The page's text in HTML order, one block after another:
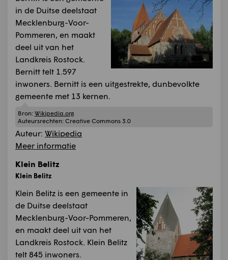
in de Duitse deelstaat
Mecklenburg-Voor-
Pommeren, en maakt
deel uit van het
Landkreis Rostock.
Bernitt telt 1.597
inwoners. Bernitt is een uitgestrekte, dunbevolkte
gemeente met 13 kernen.
Bron: Wikipedia.org
Auteursrechten: Creative Commons 3.0
Auteur: Wikipedia
Meer informatie
Klein Belitz
Klein Belitz
Klein Belitz is een gemeente in
de Duitse deelstaat
Mecklenburg-Voor-Pommeren,
en maakt deel uit van het
Landkreis Rostock. Klein Belitz
telt 845 inwoners.